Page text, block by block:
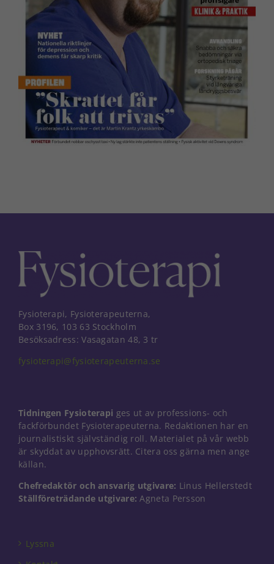
Fysioterapi, Fysioterapeuterna,
Box 3196, 103 63 Stockholm
Besöksadress: Vasagatan 48, 3 tr
fysioterapi@fysioterapeuterna.se
Tidningen Fysioterapi ges ut av professions- och
fackförbundet Fysioterapeuterna. Redaktionen har en
journalistiskt självständig roll. Materialet på vår webb
är skyddat av upphovsrätt. Citera oss gärna men ange
källan.
Chefredaktör och ansvarig utgivare: Linus Hellerstedt
Ställföreträdande utgivare: Agneta Persson
Lyssna
Nödvändiga